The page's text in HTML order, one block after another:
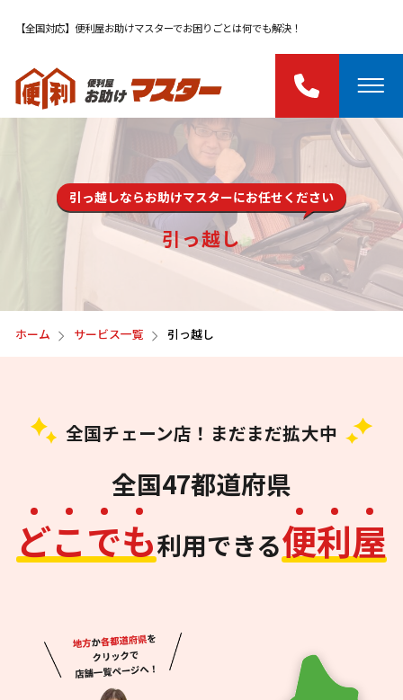
【全国対応】便利屋お助けマスターでお困りごとは何でも解決！
引っ越しならお助けマスターにお任せください
引っ越し
ホーム サービス一覧 引っ越し
全国チェーン店！まだまだ拡大中
全国47都道府県
どこでも利用できる便利屋